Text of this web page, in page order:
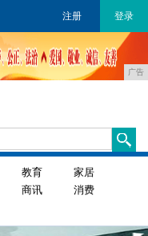
注册 登录
广告
教育
家居
商讯
消费